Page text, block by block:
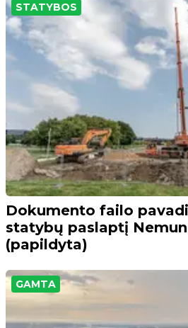
STATYBOS
Dokumento failo
statybų paslaptį
(papildyta)
GAMTA